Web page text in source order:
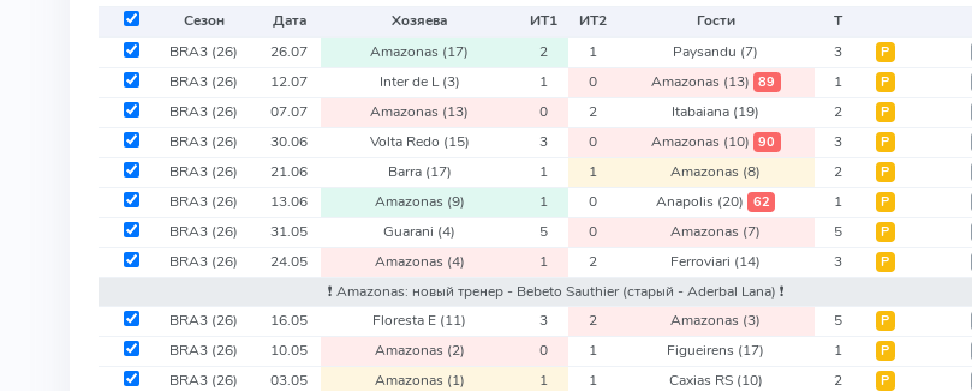
Сезон Дата Хозяева ИТ1 ИТ2 Гости Т
BRA3 (26) 26.07 Amazonas (17) 2 1 Paysandu (7) 3 Р
BRA3 (26) 12.07 Inter de L(3) 1 0 Amazonas (13) 89 1 Р
BRA3 (26) 07.07 Amazonas (13) 0 2 Itabaiana (19) 2 Р
BRA3 (26) 30.06 Volta Redo (15) 3 0 Amazonas (10) 90 3 Р
BRA3 (26) 21.06 Barra (17) 1 1 Amazonas (8) 2 Р
BRA3 (26) 13.06 Amazonas (9) 1 0 Anapolis (20) 62 1 Р
BRA3 (26) 31.05 Guarani (4) 5 0 Amazonas (7) 5 Р
BRA3 (26) 24.05 Amazonas (4) 1 2 Ferroviari (14) 3 Р
❗️ Amazonas: новый тренер - Bebeto Sauthier(старый - Aderbal Lana) ❗️
BRA3 (26) 16.05 Floresta E (11) 3 2 Amazonas (3) 5 Р
BRA3 (26) 10.05 Amazonas (2) 0 1 Figueirens (17) 1 Р
BRA3 (26) 03.05 Amazonas (1) 1 1 Caxias RS (10) 2 Р